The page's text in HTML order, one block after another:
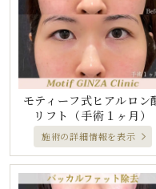
モティーフ式ヒアルロン
リフト
（手術１ヶ月）
施術の詳細情報を表示